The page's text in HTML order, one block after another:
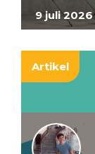
9 juli 2026
Artikel